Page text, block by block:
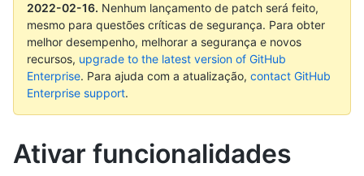
2022-02-16. Nenhum lançamento de patch será feito,
mesmo para questões críticas de segurança. Para obter
melhor desempenho, melhorar a segurança e novos
recursos, upgrade to the latest version of GitHub
Enterprise. Para ajuda com a atualização, contact GitHub
Enterprise support.
Ativar funcionalidades